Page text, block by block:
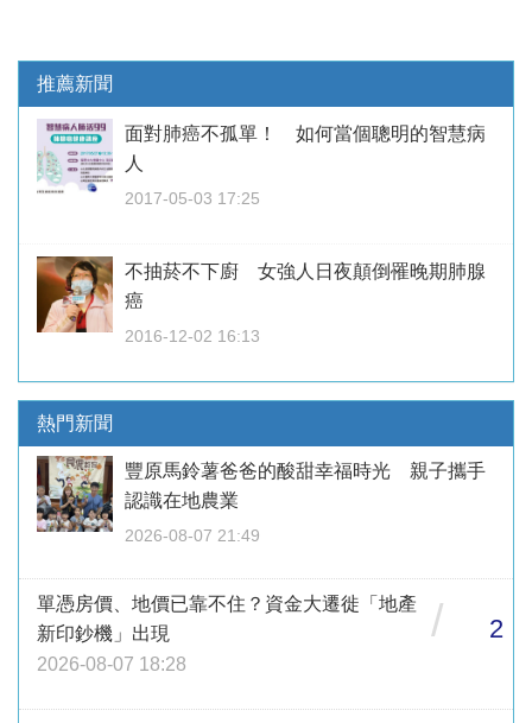
推薦新聞
面對肺癌不孤單！ 如何當個聰明的智慧病
人
2017-05-03 17:25
不抽菸不下廚 女強人日夜顛倒罹晚期肺腺
癌
2016-12-02 16:13
熱門新聞
豐原馬鈴薯爸爸的酸甜幸福時光 親子攜手
認識在地農業
2026-08-07 21:49
單憑房價、地價已靠不住？資金大遷徙「地產
新印鈔機」出現
2026-08-07 18:28
/ 2